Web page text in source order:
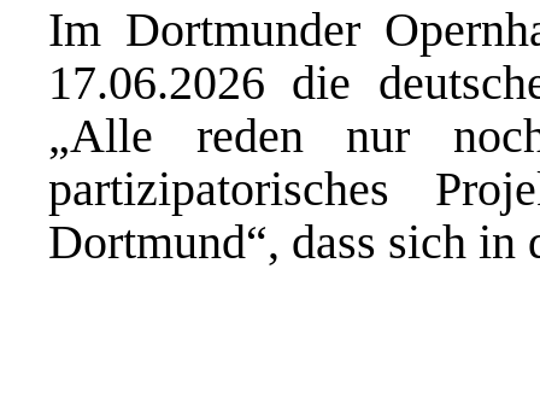
Im Dortmunder
17.06.2026 die
„Alle reden nur
partizipatorisches
Dortmund“, dass sich